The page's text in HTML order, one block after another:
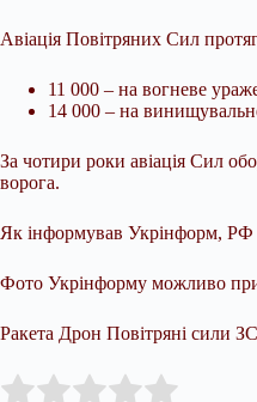
Авіація Повітряних Сил
11 000 – на вогневе
14 000 – на
За чотири роки авіація Сил
ворога.
Як інформував Укрінформ, РФ
Фото Укрінформу можливо
Ракета Дрон Повітряні сили
Rate this item: